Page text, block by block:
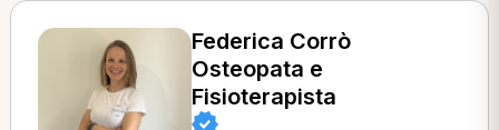
Federica Corrò
Osteopata e
Fisioterapista